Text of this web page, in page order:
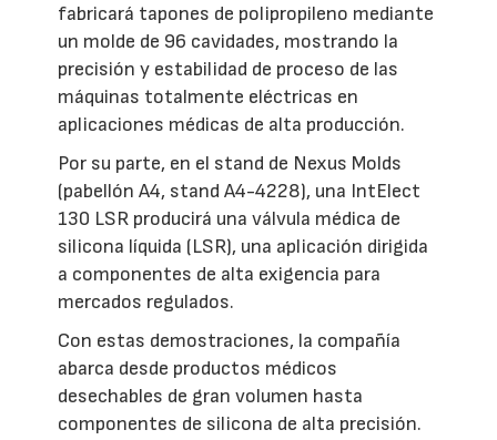
fabricará tapones de polipropileno mediante
un molde de 96 cavidades, mostrando la
precisión y estabilidad de proceso de las
máquinas totalmente eléctricas en
aplicaciones médicas de alta producción.
Por su parte, en el stand de Nexus Molds
(pabellón A4, stand A4-4228), una IntElect
130 LSR producirá una válvula médica de
silicona líquida (LSR), una aplicación dirigida
a componentes de alta exigencia para
mercados regulados.
Con estas demostraciones, la compañía
abarca desde productos médicos
desechables de gran volumen hasta
componentes de silicona de alta precisión.